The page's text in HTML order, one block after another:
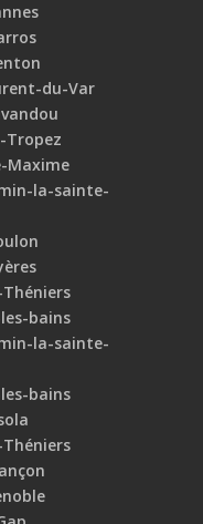
du-Var
Tropez
Maxime
la-sainte-
bains
la-sainte-
bains